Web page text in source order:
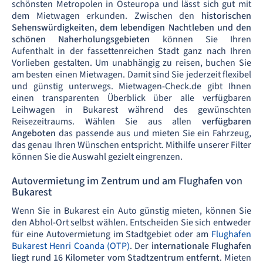
schönsten Metropolen in Osteuropa und lässt sich gut mit
dem Mietwagen erkunden. Zwischen den historischen
Sehenswürdigkeiten, dem lebendigen Nachtleben und den
schönen Naherholungsgebieten können Sie Ihren
Aufenthalt in der fassettenreichen Stadt ganz nach Ihren
Vorlieben gestalten. Um unabhängig zu reisen, buchen Sie
am besten einen Mietwagen. Damit sind Sie jederzeit flexibel
und günstig unterwegs. Mietwagen-Check.de gibt Ihnen
einen transparenten Überblick über alle verfügbaren
Leihwagen in Bukarest während des gewünschten
Reisezeitraums. Wählen Sie aus allen verfügbaren
Angeboten das passende aus und mieten Sie ein Fahrzeug,
das genau Ihren Wünschen entspricht. Mithilfe unserer Filter
können Sie die Auswahl gezielt eingrenzen.
Autovermietung im Zentrum und am Flughafen von
Bukarest
Wenn Sie in Bukarest ein Auto günstig mieten, können Sie
den Abhol-Ort selbst wählen. Entscheiden Sie sich entweder
für eine Autovermietung im Stadtgebiet oder am Flughafen
Bukarest Henri Coanda (OTP). Der internationale Flughafen
liegt rund 16 Kilometer vom Stadtzentrum entfernt. Mieten